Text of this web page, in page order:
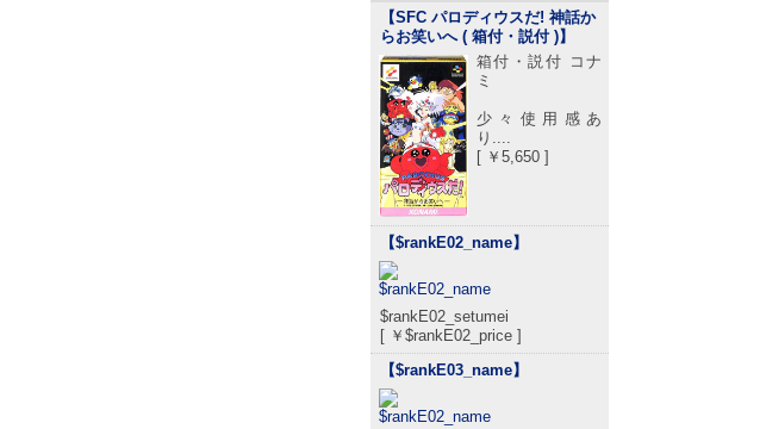
【SFC パロディウスだ! 神話か
らお笑いへ ( 箱付・説付 )】
箱付・説付 コナ
ミ
少々使用感あ
り....
[ ￥5,650 ]
【$rankE02_name】
$rankE02_setumei
[ ￥$rankE02_price ]
【$rankE03_name】